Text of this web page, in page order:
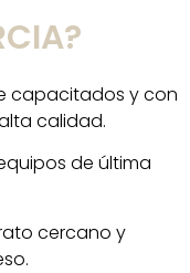
capacitados y con
calidad.
de última
cercano y